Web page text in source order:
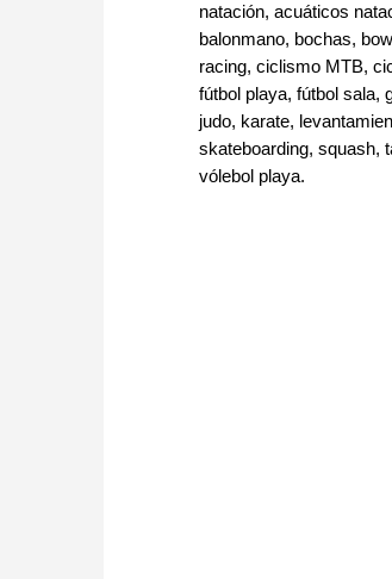
natación, acuáticos
balonmano, bochas,
racing, ciclismo MTB,
fútbol playa, fútbol sala,
judo, karate,
skateboarding, squash,
vólebol playa.